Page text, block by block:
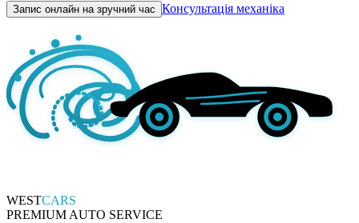
Запис онлайн на зручний час Консультація механіка
WESTCARS
PREMIUM AUTO SERVICE